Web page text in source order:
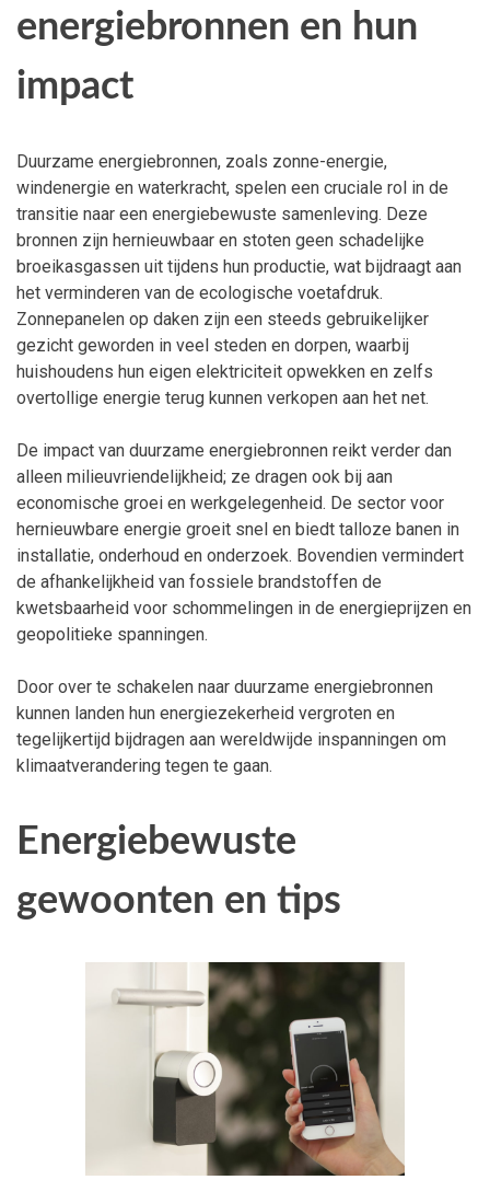
energiebronnen en hun
impact
Duurzame energiebronnen, zoals zonne-energie,
windenergie en waterkracht, spelen een cruciale rol in de
transitie naar een energiebewuste samenleving. Deze
bronnen zijn hernieuwbaar en stoten geen schadelijke
broeikasgassen uit tijdens hun productie, wat bijdraagt aan
het verminderen van de ecologische voetafdruk.
Zonnepanelen op daken zijn een steeds gebruikelijker
gezicht geworden in veel steden en dorpen, waarbij
huishoudens hun eigen elektriciteit opwekken en zelfs
overtollige energie terug kunnen verkopen aan het net.
De impact van duurzame energiebronnen reikt verder dan
alleen milieuvriendelijkheid; ze dragen ook bij aan
economische groei en werkgelegenheid. De sector voor
hernieuwbare energie groeit snel en biedt talloze banen in
installatie, onderhoud en onderzoek. Bovendien vermindert
de afhankelijkheid van fossiele brandstoffen de
kwetsbaarheid voor schommelingen in de energieprijzen en
geopolitieke spanningen.
Door over te schakelen naar duurzame energiebronnen
kunnen landen hun energiezekerheid vergroten en
tegelijkertijd bijdragen aan wereldwijde inspanningen om
klimaatverandering tegen te gaan.
Energiebewuste
gewoonten en tips